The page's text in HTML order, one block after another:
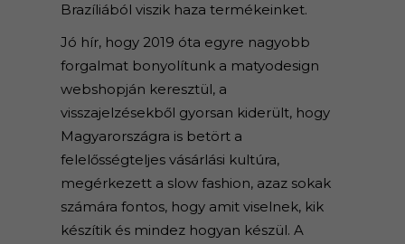
Brazíliából viszik haza termékeinket.
Jó hír, hogy 2019 óta egyre nagyobb
forgalmat bonyolítunk a matyodesign
webshopján keresztül, a
visszajelzésekből gyorsan kiderült, hogy
Magyarországra is betört a
felelősségteljes vásárlási kultúra,
megérkezett a slow fashion, azaz sokak
számára fontos, hogy amit viselnek, kik
készítik és mindez hogyan készül. A